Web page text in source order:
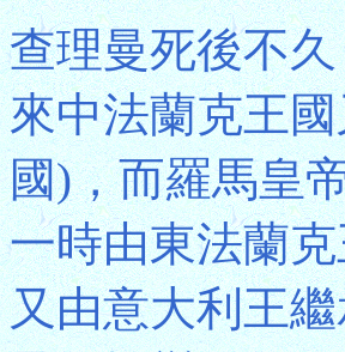
查理曼死後不
來中法蘭克王
國)，而羅馬皇
一時由東法蘭
又由意大利王